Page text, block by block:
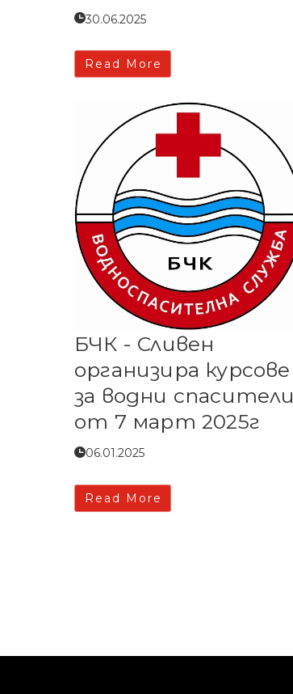
30.06.2025
Read More
БЧК - Сливен
организира курсове
за водни спасители
от 7 март 2025г
06.01.2025
Read More